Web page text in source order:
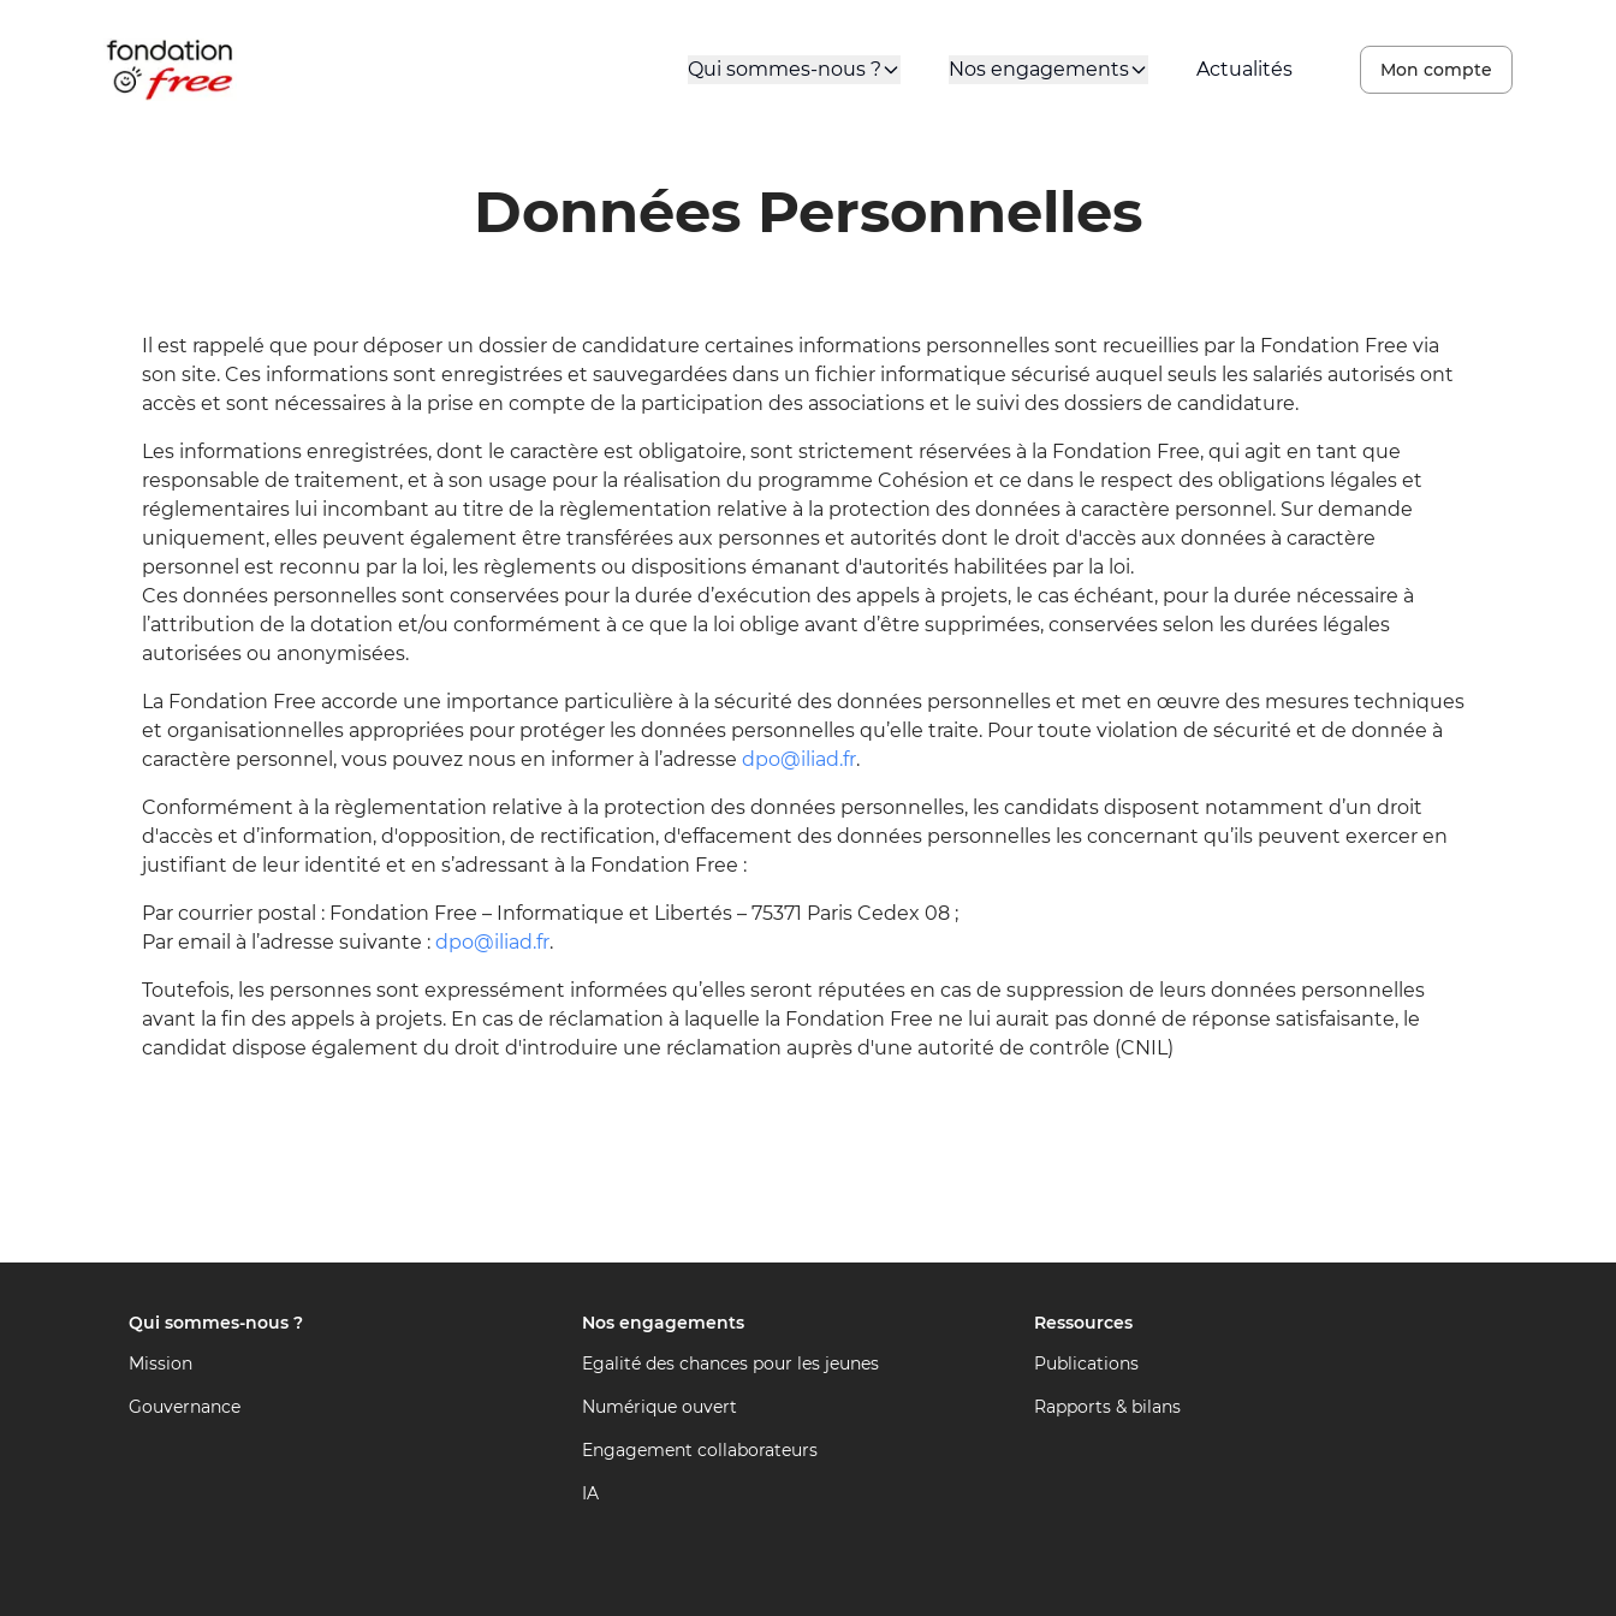
Qui sommes-nous ? Nos engagements Actualités Mon compte
Données Personnelles
Il est rappelé que pour déposer un dossier de candidature certaines informations personnelles sont recueillies par la Fondation Free via
son site. Ces informations sont enregistrées et sauvegardées dans un fichier informatique sécurisé auquel seuls les salariés autorisés ont
accès et sont nécessaires à la prise en compte de la participation des associations et le suivi des dossiers de candidature.
Les informations enregistrées, dont le caractère est obligatoire, sont strictement réservées à la Fondation Free, qui agit en tant que
responsable de traitement, et à son usage pour la réalisation du programme Cohésion et ce dans le respect des obligations légales et
réglementaires lui incombant au titre de la règlementation relative à la protection des données à caractère personnel. Sur demande
uniquement, elles peuvent également être transférées aux personnes et autorités dont le droit d'accès aux données à caractère
personnel est reconnu par la loi, les règlements ou dispositions émanant d'autorités habilitées par la loi.
Ces données personnelles sont conservées pour la durée d’exécution des appels à projets, le cas échéant, pour la durée nécessaire à
l’attribution de la dotation et/ou conformément à ce que la loi oblige avant d’être supprimées, conservées selon les durées légales
autorisées ou anonymisées.
La Fondation Free accorde une importance particulière à la sécurité des données personnelles et met en œuvre des mesures techniques
et organisationnelles appropriées pour protéger les données personnelles qu’elle traite. Pour toute violation de sécurité et de donnée à
caractère personnel, vous pouvez nous en informer à l’adresse dpo@iliad.fr.
Conformément à la règlementation relative à la protection des données personnelles, les candidats disposent notamment d’un droit
d'accès et d’information, d'opposition, de rectification, d'effacement des données personnelles les concernant qu’ils peuvent exercer en
justifiant de leur identité et en s’adressant à la Fondation Free :
Par courrier postal : Fondation Free – Informatique et Libertés – 75371 Paris Cedex 08 ;
Par email à l’adresse suivante : dpo@iliad.fr.
Toutefois, les personnes sont expressément informées qu’elles seront réputées en cas de suppression de leurs données personnelles
avant la fin des appels à projets. En cas de réclamation à laquelle la Fondation Free ne lui aurait pas donné de réponse satisfaisante, le
candidat dispose également du droit d'introduire une réclamation auprès d'une autorité de contrôle (CNIL)
Qui sommes-nous ?
Mission
Gouvernance
Nos engagements
Egalité des chances pour les jeunes
Numérique ouvert
Engagement collaborateurs
IA
Ressources
Publications
Rapports & bilans